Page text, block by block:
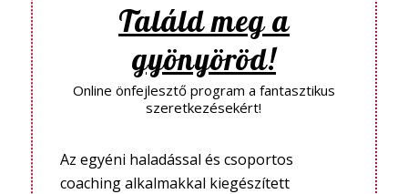
Találd meg a
gyönyöröd!
Online önfejlesztő program a fantasztikus
szeretkezésekért!
Az egyéni haladással és csoportos
coaching alkalmakkal kiegészített